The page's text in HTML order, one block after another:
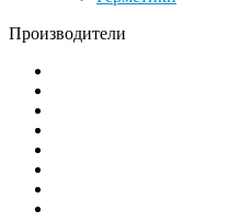
Производители